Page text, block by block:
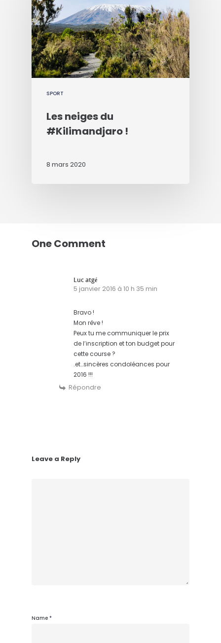
SPORT
Les neiges du
#Kilimandjaro !
8 mars 2020
One Comment
Luc atgé
5 janvier 2016 à 10 h 35 min
Bravo !
Mon rêve !
Peux tu me communiquer le prix
de l’inscription et ton budget pour
cette course ?
.et…sincères condoléances pour
2016 !!!
Répondre
Leave a Reply
Name *